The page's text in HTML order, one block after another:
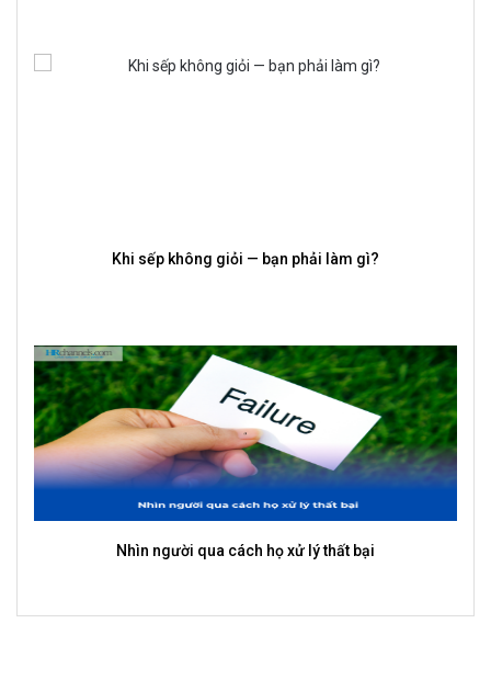
Người giỏi biến ý tưởng thành kết quả như thế nào?
Thành công cũ đang giữ bạn lại như thế nào?